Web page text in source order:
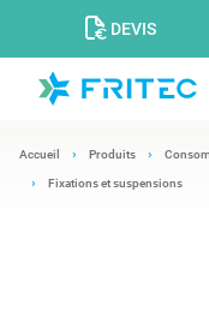
DEVIS
Accueil Produits
Fixations et suspensions